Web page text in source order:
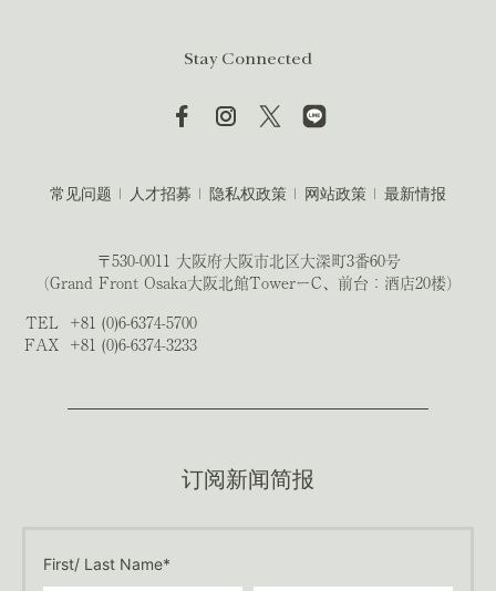
Stay Connected
常见问题 人才招募 隐私权政策 网站政策 最新情报
〒530-0011 大阪府大阪市北区大深町3番60号
（Grand Front Osaka大阪北館TowerーC、前台：酒店20楼）
TEL +81 (0)6-6374-5700
FAX +81 (0)6-6374-3233
订阅新闻简报
First/ Last Name*